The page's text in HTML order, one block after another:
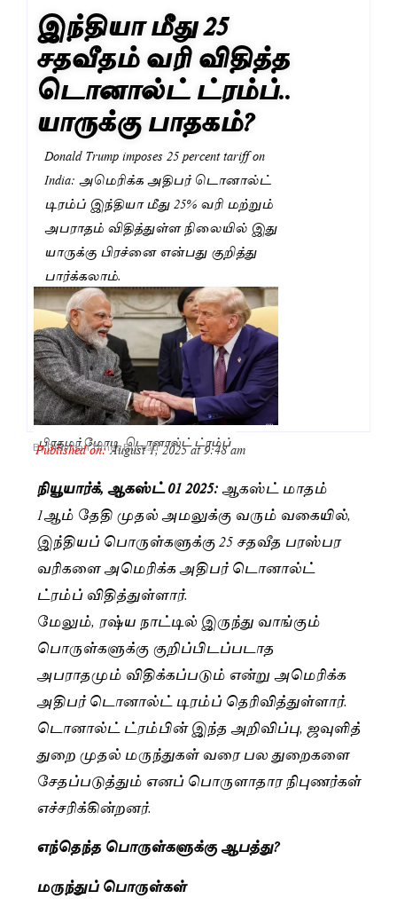
இந்தியா மீது 25
சதவீதம் வரி விதித்த
டொனால்ட் ட்ரம்ப்..
யாருக்கு பாதகம்?
Donald Trump imposes 25 percent tariff on
India: அமெரிக்க அதிபர் டொனால்ட்
டிரம்ப் இந்தியா மீது 25% வரி மற்றும்
அபராதம் விதித்துள்ள நிலையில் இது
யாருக்கு பிரச்னை என்பது குறித்து
பார்க்கலாம்.
பிரதமர் மோடி, டொனால்ட் ட்ரம்ப்
ByDravidan Times Bureau
Published on:August 1, 2025 at 9:48 am
நியூயார்க், ஆகஸ்ட் 01 2025:ஆகஸ்ட் மாதம்
1ஆம் தேதி முதல் அமலுக்கு வரும் வகையில்,
இந்தியப் பொருள்களுக்கு 25 சதவீத பரஸ்பர
வரிகளை அமெரிக்க அதிபர் டொனால்ட்
ட்ரம்ப் விதித்துள்ளார்.
மேலும், ரஷ்ய நாட்டில் இருந்து வாங்கும்
பொருள்களுக்கு குறிப்பிடப்படாத
அபராதமும் விதிக்கப்படும் என்று அமெரிக்க
அதிபர் டொனால்ட் டிரம்ப் தெரிவித்துள்ளார்.
டொனால்ட் ட்ரம்பின் இந்த அறிவிப்பு, ஜவுளித்
துறை முதல் மருந்துகள் வரை பல துறைகளை
சேதப்படுத்தும் எனப் பொருளாதார நிபுணர்கள்
எச்சரிக்கின்றனர்.
எந்தெந்த பொருள்களுக்கு ஆபத்து?
மருந்துப் பொருள்கள்